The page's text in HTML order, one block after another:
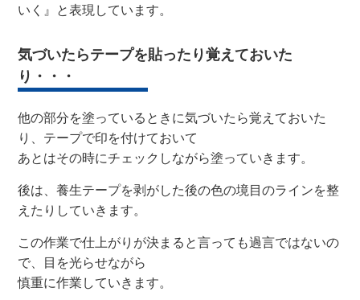
いく』と表現しています。
気づいたらテープを貼ったり覚えておいた
り・・・
他の部分を塗っているときに気づいたら覚えておいた
り、テープで印を付けておいて
あとはその時にチェックしながら塗っていきます。
後は、養生テープを剥がした後の色の境目のラインを整
えたりしていきます。
この作業で仕上がりが決まると言っても過言ではないの
で、目を光らせながら
慎重に作業していきます。